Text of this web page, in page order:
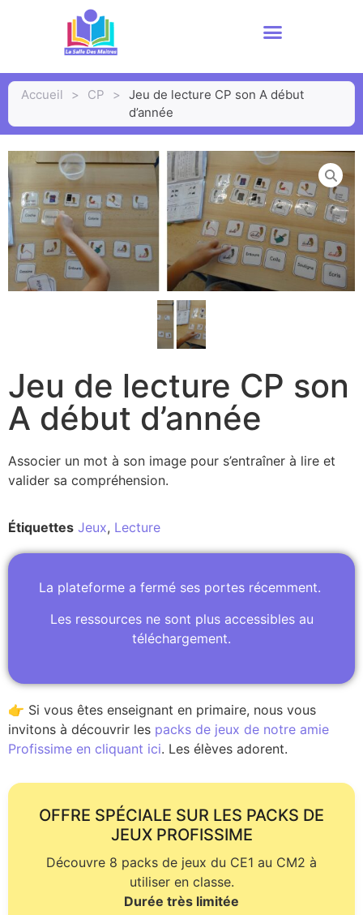
Accueil > CP >
Jeu de lecture CP son A début
d’année
Jeu de lecture CP son
A début d’année
Associer un mot à son image pour s’entraîner à lire et
valider sa compréhension.
Étiquettes Jeux, Lecture
La plateforme a fermé ses portes récemment.
Les ressources ne sont plus accessibles au
téléchargement.
👉 Si vous êtes enseignant en primaire, nous vous
invitons à découvrir les packs de jeux de notre amie
Profissime en cliquant ici. Les élèves adorent.
OFFRE SPÉCIALE SUR LES PACKS DE
JEUX PROFISSIME
Découvre 8 packs de jeux du CE1 au CM2 à
utiliser en classe.
Durée très limitée